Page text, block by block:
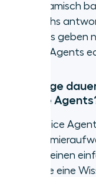
und dynamisch
Gesprächs
Robocalls geben
AI Voice Agents
Wie lange
AI Voice
Mit AI Voice
Minuten einen
indem Sie eine